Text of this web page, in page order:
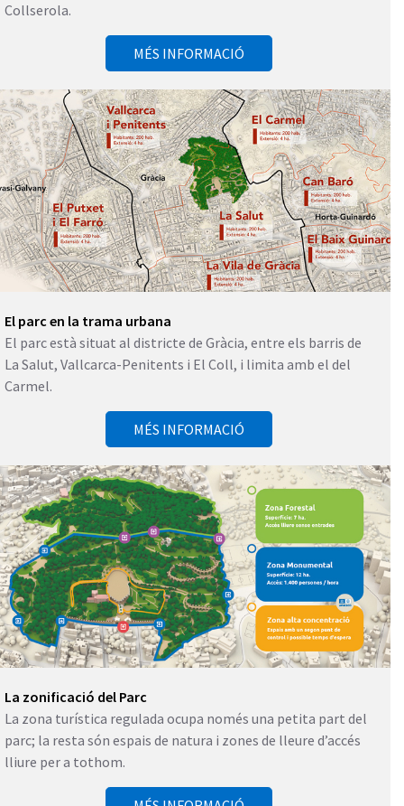
Collserola.
MÉS INFORMACIÓ
El parc en la trama urbana
El parc està situat al districte de Gràcia, entre els barris de
La Salut, Vallcarca-Penitents i El Coll, i limita amb el del
Carmel.
MÉS INFORMACIÓ
La zonificació del Parc
La zona turística regulada ocupa només una petita part del
parc; la resta són espais de natura i zones de lleure d’accés
lliure per a tothom.